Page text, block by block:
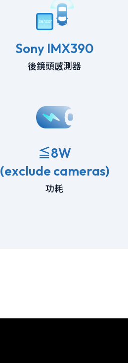
Sony IMX390
後鏡頭感測器
≦8W
(exclude cameras)
功耗